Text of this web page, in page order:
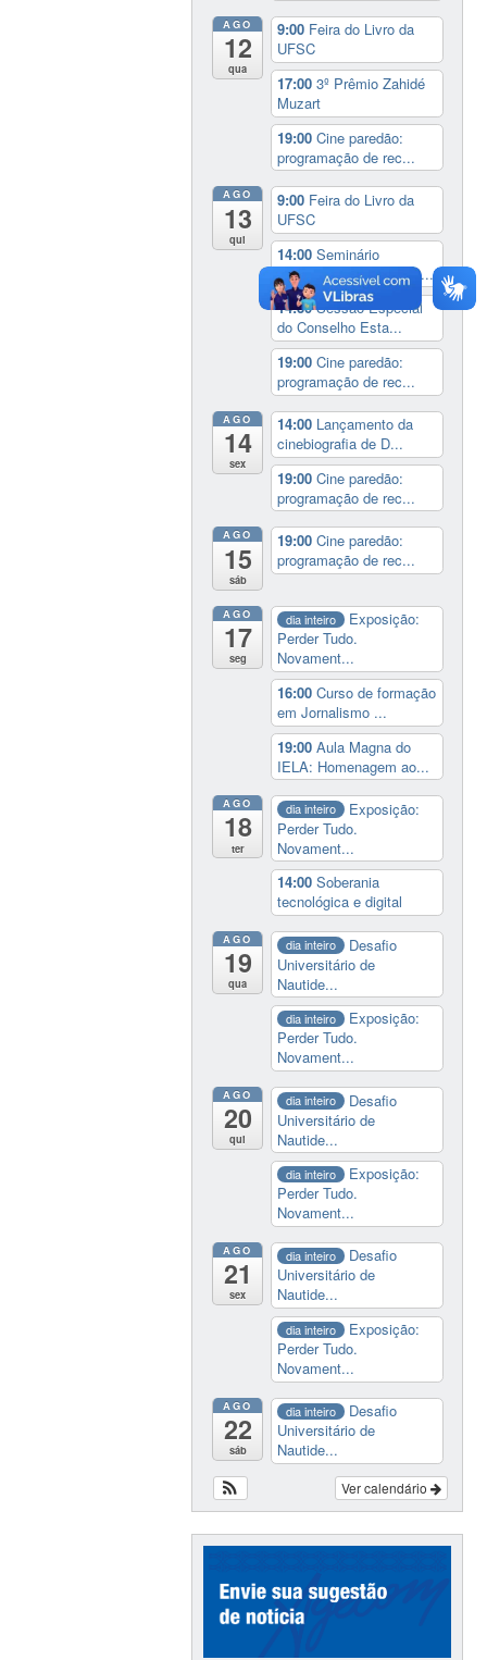
AGO
12
qua
9:00 Feira do Livro da
UFSC
17:003º Prêmio Zahidé
Muzart
19:00Cine paredão:
programação de rec...
AGO
13
qui
9:00 Feira do Livro da
UFSC
14:00Seminário
Internacional ‘Ninguém...
14:30Sessão Especial
do Conselho Esta...
19:00Cine paredão:
programação de rec...
AGO
14
sex
14:00 Lançamento da
cinebiografia de D...
19:00Cine paredão:
programação de rec...
AGO
15
sáb
19:00Cine paredão:
programação de rec...
AGO
17
seg
dia inteiro
Exposição:
Perder Tudo.
Novament...
16:00Curso de formação
em Jornalismo ...
19:00Aula Magna do
IELA: Homenagem ao...
AGO
18
ter
dia inteiro
Exposição:
Perder Tudo.
Novament...
14:00Soberania
tecnológica e digital
AGO
19
qua
dia inteiro
Desafio
Universitário de
Nautide...
dia inteiro
Exposição:
Perder Tudo.
Novament...
AGO
20
qui
dia inteiro
Desafio
Universitário de
Nautide...
dia inteiro
Exposição:
Perder Tudo.
Novament...
AGO
21
sex
dia inteiro
Desafio
Universitário de
Nautide...
dia inteiro
Exposição:
Perder Tudo.
Novament...
AGO
22
sáb
dia inteiro
Desafio
Universitário de
Nautide...
Ver calendário